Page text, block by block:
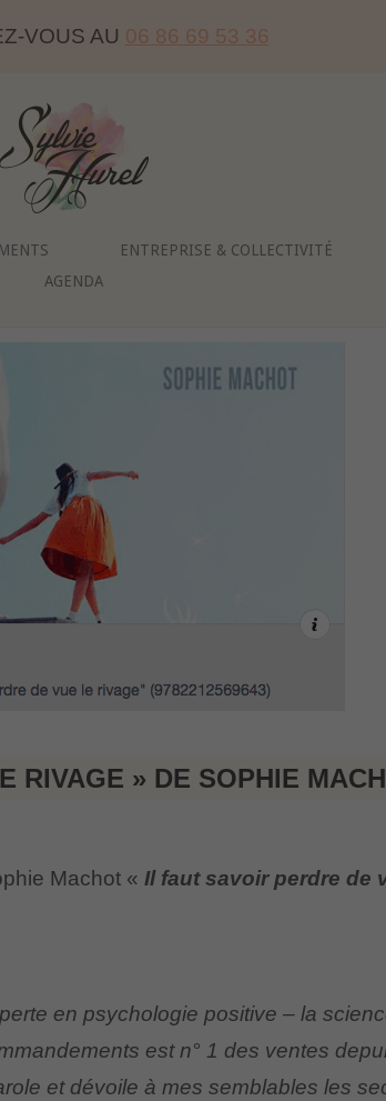
VOUS AU 06 86 69 53 36
Home
ENTREPRISE & COLLECTIVITÉ
AGENDA
RIVAGE » DE SOPHIE
Machot « Il faut savoir perdre de
en psychologie positive – la
est n° 1 des ventes
et dévoile à mes semblables les